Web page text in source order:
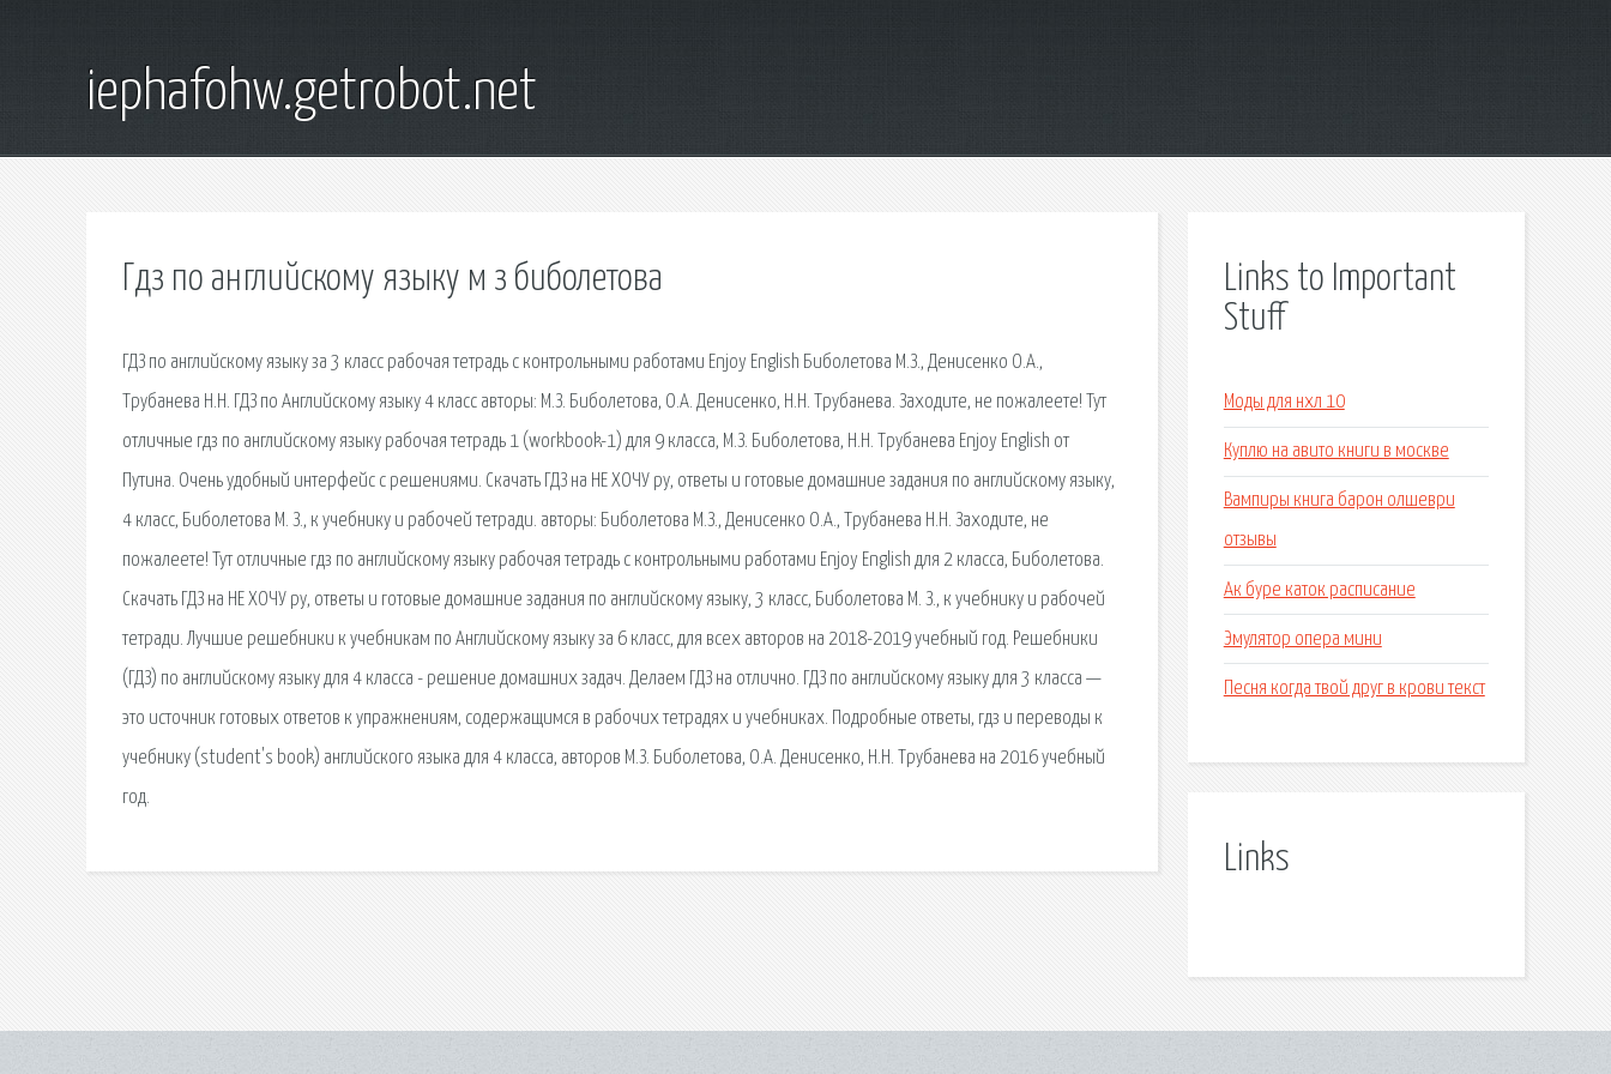
iephafohw.getrobot.net
Гдз по английскому языку м з биболетова
ГДЗ по английскому языку за 3 класс рабочая тетрадь с контрольными работами Enjoy English Биболетова М.З., Денисенко О.А.,
Трубанева Н.Н. ГДЗ по Английскому языку 4 класс авторы: М.З. Биболетова, О.А. Денисенко, Н.Н. Трубанева. Заходите, не пожалеете! Тут
отличные гдз по английскому языку рабочая тетрадь 1 (workbook-1) для 9 класса, М.З. Биболетова, Н.Н. Трубанева Enjoy English от
Путина. Очень удобный интерфейс с решениями. Скачать ГДЗ на НЕ ХОЧУ ру, ответы и готовые домашние задания по английскому языку,
4 класс, Биболетова М. З., к учебнику и рабочей тетради. авторы: Биболетова М.З., Денисенко О.А., Трубанева Н.Н. Заходите, не
пожалеете! Тут отличные гдз по английскому языку рабочая тетрадь с контрольными работами Enjoy English для 2 класса, Биболетова.
Скачать ГДЗ на НЕ ХОЧУ ру, ответы и готовые домашние задания по английскому языку, 3 класс, Биболетова М. З., к учебнику и рабочей
тетради. Лучшие решебники к учебникам по Английскому языку за 6 класс, для всех авторов на 2018-2019 учебный год. Решебники
(ГДЗ) по английскому языку для 4 класса - решение домашних задач. Делаем ГДЗ на отлично. ГДЗ по английскому языку для 3 класса —
это источник готовых ответов к упражнениям, содержащимся в рабочих тетрадях и учебниках. Подробные ответы, гдз и переводы к
учебнику (student's book) английского языка для 4 класса, авторов М.З. Биболетова, О.А. Денисенко, Н.Н. Трубанева на 2016 учебный
год.
Links to Important
Stuff
Моды для нхл 10
Куплю на авито книги в москве
Вампиры книга барон олшеври
отзывы
Ак буре каток расписание
Эмулятор опера мини
Песня когда твой друг в крови текст
Links